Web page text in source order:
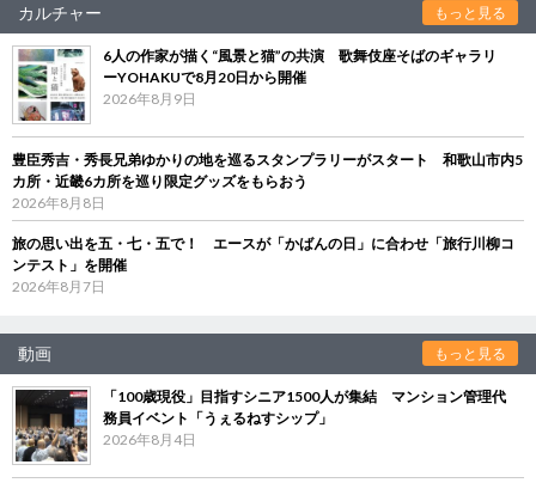
カルチャー もっと見る
6人の作家が描く“風景と猫”の共演 歌舞伎座そばのギャラリ
ーYOHAKUで8月20日から開催
2026年8月9日
豊臣秀吉・秀長兄弟ゆかりの地を巡るスタンプラリーがスタート 和歌山市内5
カ所・近畿6カ所を巡り限定グッズをもらおう
2026年8月8日
旅の思い出を五・七・五で！ エースが「かばんの日」に合わせ「旅行川柳コ
ンテスト」を開催
2026年8月7日
動画 もっと見る
「100歳現役」目指すシニア1500人が集結 マンション管理代
務員イベント「うぇるねすシップ」
2026年8月4日